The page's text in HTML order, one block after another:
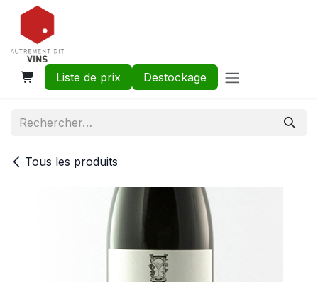
Se rendre au contenu
Liste de prix Destockage
Tous les produits